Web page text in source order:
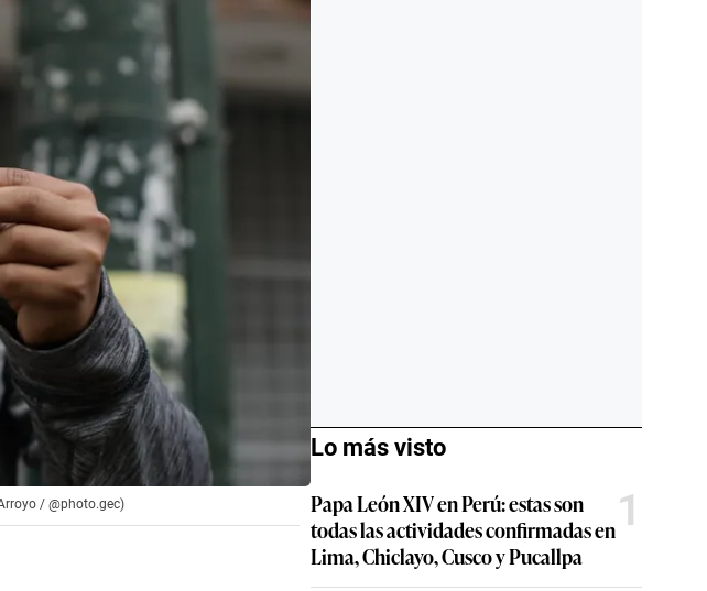
/ @photo.gec)
Lo más visto
Papa León XIV en Perú: estas son
todas las actividades confirmadas en
Lima, Chiclayo, Cusco y Pucallpa
1